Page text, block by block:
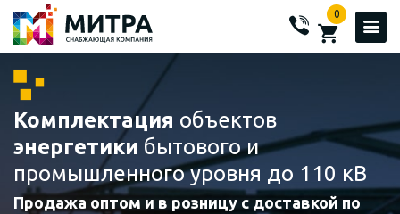
0
Комплектация объектов
энергетики бытового и
промышленного уровня до 110 кВ
Продажа оптом и в розницу с доставкой по